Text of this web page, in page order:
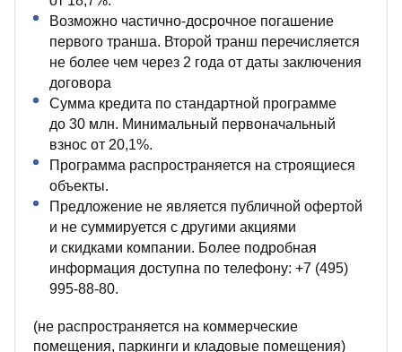
Возможно частично‑досрочное погашение
первого транша. Второй транш перечисляется
не более чем через 2 года от даты заключения
договора
Сумма кредита по стандартной программе
до 30 млн. Минимальный первоначальный
взнос от 20,1%.
Программа распространяется на строящиеся
объекты.
Предложение не является публичной офертой
и не суммируется с другими акциями
и скидками компании. Более подробная
информация доступна по телефону: +7 (495)
995‑88‑80.
(не распространяется на коммерческие
помещения, паркинги и кладовые помещения)